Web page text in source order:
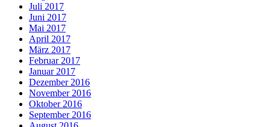
Juli 2017
Juni 2017
Mai 2017
April 2017
März 2017
Februar 2017
Januar 2017
Dezember 2016
November 2016
Oktober 2016
September 2016